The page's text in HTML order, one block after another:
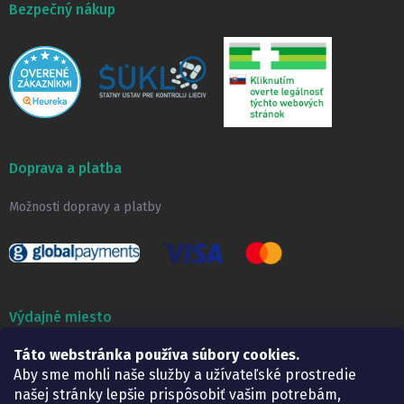
Táto webstránka používa súbory cookies.
Aby sme mohli naše služby a užívateľské prostredie
našej stránky lepšie prispôsobiť vašim potrebám,
Bezpečný nákup
Doprava a platba
Možnosti dopravy a platby
Výdajné miesto
Lekáreň ADONAI
Košice – Smetanova 2
Pondelok:
07.30 – 15.30 h.